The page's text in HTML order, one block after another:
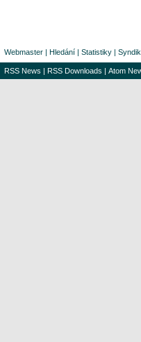
Webmaster | Hledání | Statistiky |
RSS News | RSS Downloads | Atom